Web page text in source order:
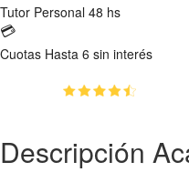
Tutor Personal 48 hs
💳
Cuotas Hasta 6 sin interés
Descripción